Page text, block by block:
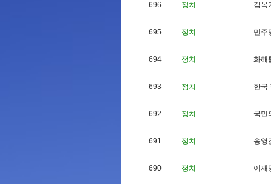
696 정치 감옥
695 정치 민주
694 정치 화해
693 정치 한국
692 정치 국민
691 정치 송영
690 정치 이 재